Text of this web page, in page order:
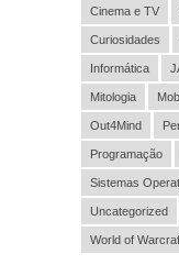
Cinema e TV
Curiosidades
Informática
Mitologia
Out4Mind
Programação
Sistemas
Uncategorized
World of